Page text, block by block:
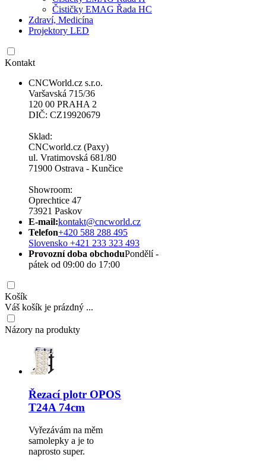
Čističky EMAG Řada HC
Zdraví, Medicína
Projektory LED
Kontakt
CNCWorld.cz s.r.o.
Varšavská 715/36
120 00 PRAHA 2
DIČ: CZ19920679
Sklad:
CNCworld.cz (Paxy)
ul. Vratimovská 681/80
71900 Ostrava - Kunčice
Showroom:
Oprechtice 47
73921 Paskov
E-mail:kontakt@cncworld.cz
Telefon+420 588 288 495
Slovensko +421 233 323 493
Provozní doba obchoduPondělí -
pátek od 09:00 do 17:00
Košík
Váš košík je prázdný ...
Názory na produkty
Řezací plotr OPOS
T24A 74cm
Vyřezávám na měm
samolepky a je to
naprosto super.